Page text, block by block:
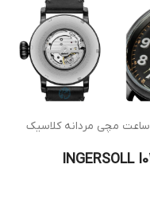
ساعت مچی مردانه کلاسیک